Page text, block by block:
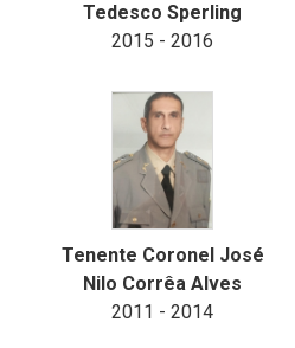
Tedesco Sperling
2015 - 2016
Tenente Coronel José
Nilo Corrêa Alves
2011 - 2014